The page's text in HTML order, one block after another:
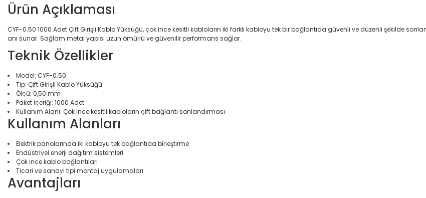
Ürün Açıklaması
CYF-0.50 1000 Adet Çift Girişli Kablo Yüksüğü, çok ince kesitli kabloların iki farklı kabloyu tek bir bağlantıda güvenli ve düzenli şekilde
anı sunar. Sağlam metal yapısı uzun ömürlü ve güvenilir performans sağlar.
Teknik Özellikler
Model: CYF-0.50
Tip: Çift Girişli Kablo Yüksüğü
Ölçü: 0,50 mm
Paket İçeriği: 1000 Adet
Kullanım Alanı: Çok ince kesitli kabloların çift bağlantı sonlandırması
Kullanım Alanları
Elektrik panolarında iki kabloyu tek bağlantıda birleştirme
Endüstriyel enerji dağıtım sistemleri
Çok ince kablo bağlantıları
Ticari ve sanayi tipi montaj uygulamaları
Avantajları